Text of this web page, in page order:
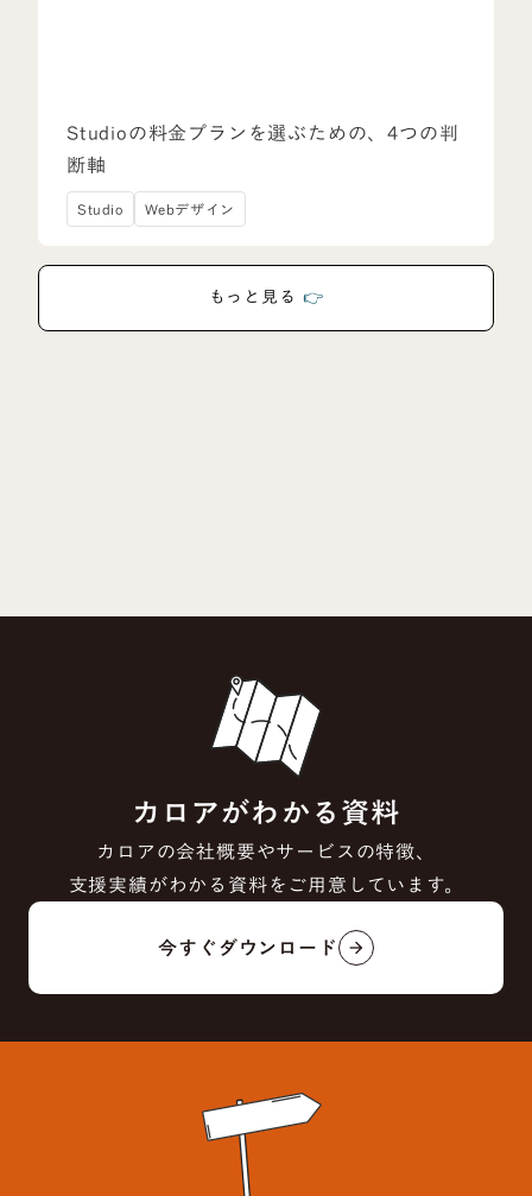
Studioの料金プランを選ぶための、4つの判
断軸
Studio Webデザイン
もっと見る 👉
カロアがわかる資料
カロアの会社概要やサービスの特徴、
支援実績がわかる資料をご用意しています。
今すぐダウンロード
arrow_forward